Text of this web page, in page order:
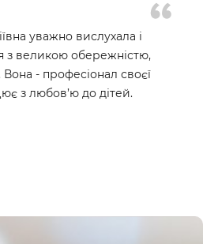
уважно вислухала і
з великою обережністю,
- професіонал своєї
з любов’ю до дітей.